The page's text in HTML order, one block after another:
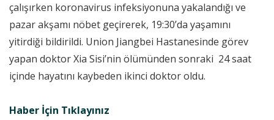
çalışırken koronavirus infeksiyonuna yakalandığı ve
pazar akşamı nöbet geçirerek, 19:30’da yaşamını
yitirdiği bildirildi. Union Jiangbei Hastanesinde görev
yapan doktor Xia Sisi’nin ölümünden sonraki 24 saat
içinde hayatını kaybeden ikinci doktor oldu.
Haber İçin Tıklayınız